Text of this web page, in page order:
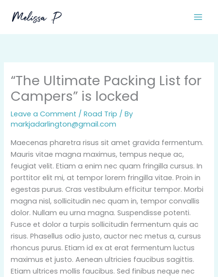
“The Ultimate Packing List for
Campers” is locked
Leave a Comment /Road Trip / By
markjadarlington@gmail.com
Maecenas pharetra risus sit amet gravida fermentum.
Mauris vitae magna maximus, tempus neque ac,
feugiat velit. Etiam a enim nec quam fringilla cursus. In
porttitor elit mi, at tempor lorem fringilla vitae. Proin in
egestas purus. Cras vestibulum efficitur tempor. Morbi
magna nisl, sollicitudin nec quam in, tempor convallis
dolor. Nullam eu urna magna. Suspendisse potenti.
Fusce et dolor a turpis sollicitudin fermentum quis ac
risus. Phasellus odio justo, auctor nec metus a, cursus
rhoncus purus. Etiam id ex at erat fermentum luctus
maximus et justo. Aenean ultricies faucibus sagittis.
Etiam ultrices mollis faucibus. Sed finibus neque nec